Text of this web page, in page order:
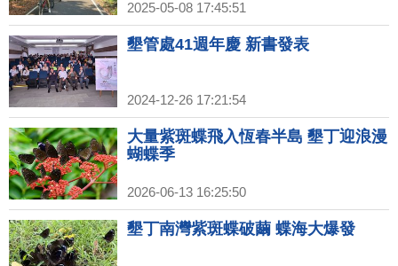
2025-05-08 17:45:51
墾管處41週年慶 新書發表
2024-12-26 17:21:54
大量紫斑蝶飛入恆春半島 墾丁迎浪漫
蝴蝶季
2026-06-13 16:25:50
墾丁南灣紫斑蝶破繭 蝶海大爆發